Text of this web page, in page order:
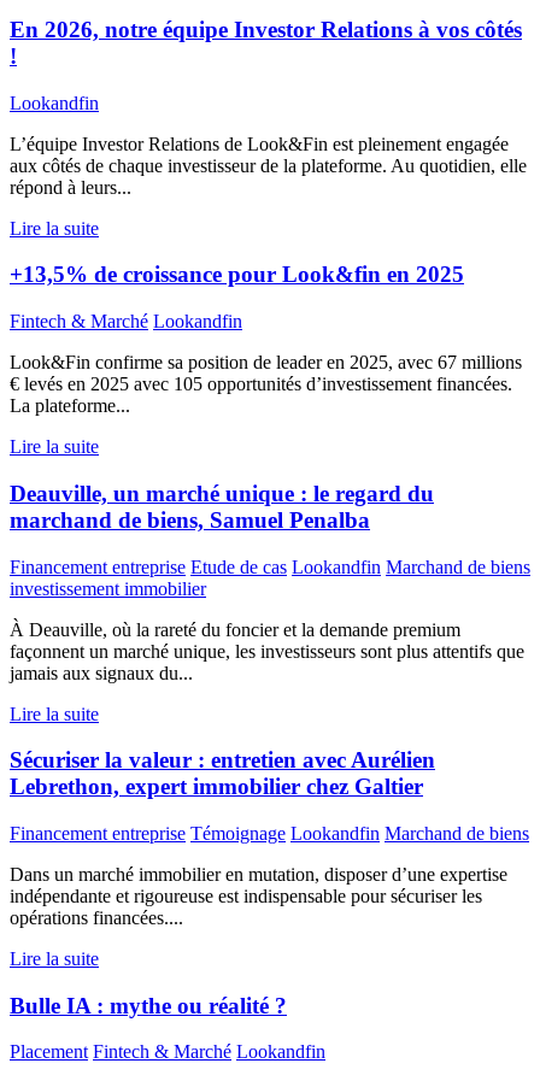
En 2026, notre équipe Investor Relations à vos côtés
!
Lookandfin
L’équipe Investor Relations de Look&Fin est pleinement engagée
aux côtés de chaque investisseur de la plateforme. Au quotidien, elle
répond à leurs...
Lire la suite
+13,5% de croissance pour Look&fin en 2025
Fintech & Marché Lookandfin
Look&Fin confirme sa position de leader en 2025, avec 67 millions
€ levés en 2025 avec 105 opportunités d’investissement financées.
La plateforme...
Lire la suite
Deauville, un marché unique : le regard du
marchand de biens, Samuel Penalba
Financement entreprise Etude de cas Lookandfin Marchand de biens
investissement immobilier
À Deauville, où la rareté du foncier et la demande premium
façonnent un marché unique, les investisseurs sont plus attentifs que
jamais aux signaux du...
Lire la suite
Sécuriser la valeur : entretien avec Aurélien
Lebrethon, expert immobilier chez Galtier
Financement entreprise Témoignage Lookandfin Marchand de biens
Dans un marché immobilier en mutation, disposer d’une expertise
indépendante et rigoureuse est indispensable pour sécuriser les
opérations financées....
Lire la suite
Bulle IA : mythe ou réalité ?
Placement Fintech & Marché Lookandfin